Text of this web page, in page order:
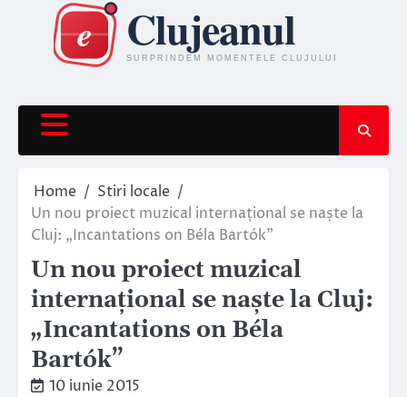
content
Home
Stiri locale
Un nou proiect muzical internațional se naște la
Cluj: „Incantations on Béla Bartók”
Un nou proiect muzical
internațional se naște la Cluj:
„Incantations on Béla
Bartók”
10 iunie 2015